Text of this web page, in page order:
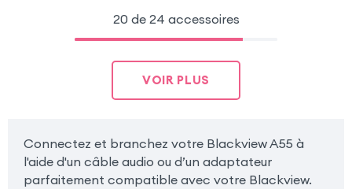
20 de 24 accessoires
VOIR PLUS
Connectez et branchez votre Blackview A55 à
l'aide d'un câble audio ou d’un adaptateur
parfaitement compatible avec votre Blackview.